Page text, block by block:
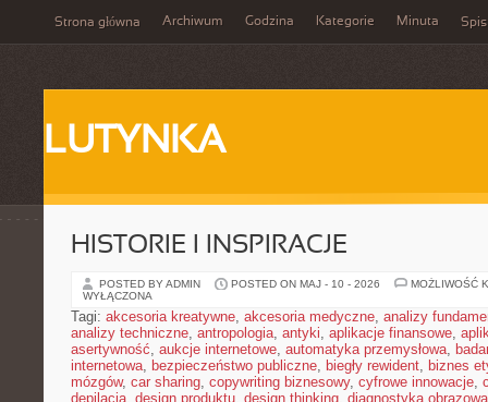
Strona główna Archiwum Godzina Kategorie Minuta Spis
LUTYNKA
HISTORIE I INSPIRACJE
POSTED BY ADMIN POSTED ON MAJ - 10 - 2026
MOŻLIWOŚĆ
WYŁĄCZONA
Tagi: akcesoria kreatywne, akcesoria medyczne, analizy
analizy techniczne, antropologia, antyki, aplikacje finansowe,
asertywność, aukcje internetowe, automatyka przemysłowa,
internetowa, bezpieczeństwo publiczne, biegły rewident, biznes
mózgów, car sharing, copywriting biznesowy, cyfrowe innowacje,
depilacja, design produktu, design thinking, diagnostyka obrazowa